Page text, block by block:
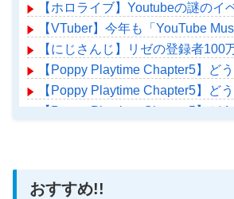
【ホロライブ】Youtubeの謎のイ
【VTuber】今年も「YouTube
【にじさんじ】リゼの登録者
【Poppy Playtime Chapter5】ど
【Poppy Playtime Chapter5】ど
おすすめ!!